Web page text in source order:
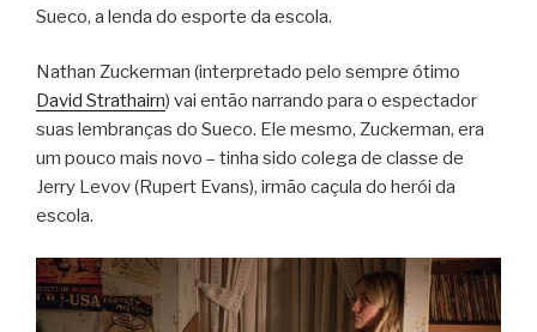
Sueco, a lenda do esporte da escola.
Nathan Zuckerman (interpretado pelo sempre ótimo
David Strathairn) vai então narrando para o espectador
suas lembranças do Sueco. Ele mesmo, Zuckerman, era
um pouco mais novo – tinha sido colega de classe de
Jerry Levov (Rupert Evans), irmão caçula do herói da
escola.